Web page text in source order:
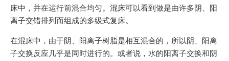
床中，并在运行前混合均匀。混床可以看到做是由许多阴、阳
离子交错排列而组成的多级式复床。
在混床中，由于阴、阳离子树脂是相互混合的，所以阴、阳离
子交换反应几乎是同时进行的。或者说，水的阳离子交换和阴